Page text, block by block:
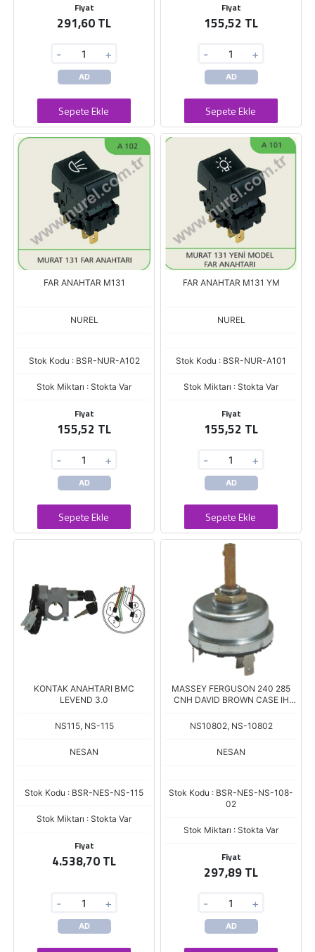
Fiyat
291,60 TL
- +
AD
Sepete Ekle
Fiyat
155,52 TL
- +
AD
Sepete Ekle
FAR ANAHTAR M131
NUREL
Stok Kodu : BSR-NUR-A102
Stok Miktarı : Stokta Var
Fiyat
155,52 TL
- +
AD
Sepete Ekle
FAR ANAHTAR M131 YM
NUREL
Stok Kodu : BSR-NUR-A101
Stok Miktarı : Stokta Var
Fiyat
155,52 TL
- +
AD
Sepete Ekle
KONTAK ANAHTARI BMC
LEVEND 3.0
NS115, NS-115
NESAN
Stok Kodu : BSR-NES-NS-115
Stok Miktarı : Stokta Var
Fiyat
4.538,70 TL
- +
AD
MASSEY FERGUSON 240 285
CNH DAVID BROWN CASE IH
FAR ANAHTARI TOPUZSUZ
NS10802, NS-10802
NESAN
Stok Kodu : BSR-NES-NS-108-
02
Stok Miktarı : Stokta Var
Fiyat
297,89 TL
- +
AD